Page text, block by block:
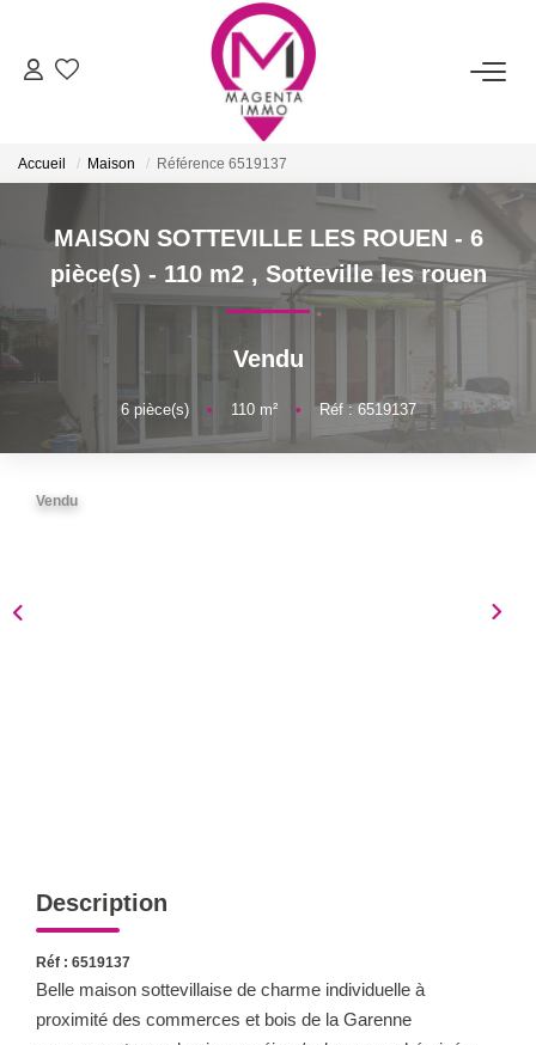
ACHETER
FAIRE ESTIMER/VENDRE
BIENS VENDUS
NOTRE AGENCE
Accueil Maison Référence 6519137
MAISON SOTTEVILLE LES ROUEN - 6
pièce(s) - 110 m2 , Sotteville les rouen
Vendu
6pièce(s) • 110m² • Réf : 6519137
Vendu
Description
Réf : 6519137
Belle maison sottevillaise de charme individuelle à
proximité des commerces et bois de la Garenne